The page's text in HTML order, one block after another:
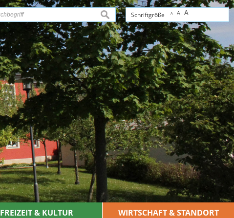
Schriftgröße A A A
suchen
FREIZEIT & KULTUR WIRTSCHAFT & STANDORT